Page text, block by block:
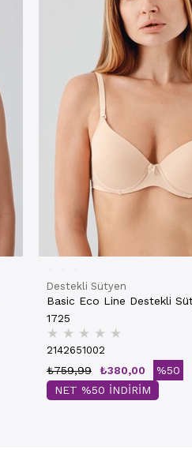
Destekli Sütyen
Basic Eco Line Destekli
1725
★ ★ ★ ★ ★
2142651002
₺380,00
₺759,99
%50
NET %50 İNDİRİM